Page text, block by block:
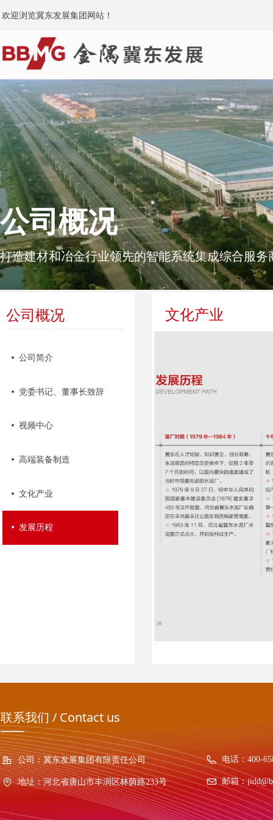
欢迎浏览冀东发展集团网站！
公司概况
넸 公司简介
넸 党委书记、董事长致辞
넸 视频中心
넸 高端装备制造
넸 文化产业
넸 发展历程
文化产业
公司概况
打造建材和冶金行业领先的智能系统集成综合服务
联系我们 / Contact us
公司：冀东发展集团有限责任公司
地址：河北省唐山市丰润区林荫路233号
电话： 400-
邮箱：